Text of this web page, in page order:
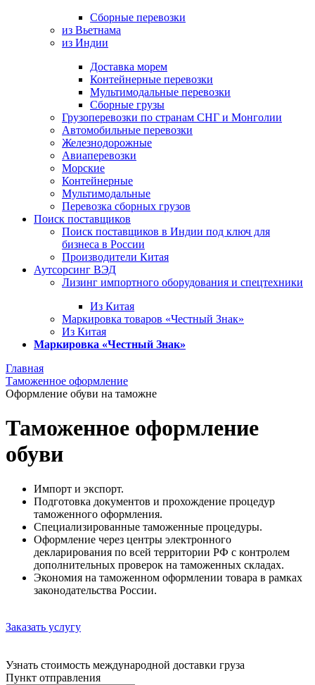
Сборные перевозки
из Вьетнама
из Индии
Доставка морем
Контейнерные перевозки
Мультимодальные перевозки
Сборные грузы
Грузоперевозки по странам СНГ и Монголии
Автомобильные перевозки
Железнодорожные
Авиаперевозки
Морские
Контейнерные
Мультимодальные
Перевозка сборных грузов
Поиск поставщиков
Поиск поставщиков в Индии под ключ для
бизнеса в России
Производители Китая
Аутсорсинг ВЭД
Лизинг импортного оборудования и спецтехники
Из Китая
Маркировка товаров «Честный Знак»
Из Китая
Маркировка «Честный Знак»
Главная
Таможенное оформление
Оформление обуви на таможне
Таможенное оформление
обуви
Импорт и экспорт.
Подготовка документов и прохождение процедур
таможенного оформления.
Специализированные таможенные процедуры.
Оформление через центры электронного
декларирования по всей территории РФ с контролем
дополнительных проверок на таможенных складах.
Экономия на таможенном оформлении товара в рамках
законодательства России.
Заказать услугу
Узнать стоимость международной доставки груза
Пункт отправления